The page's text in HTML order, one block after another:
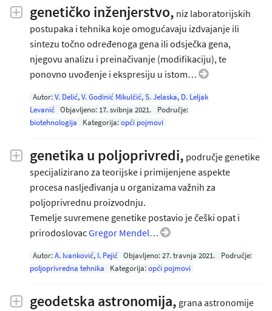
genetičko inženjerstvo, niz laboratorijskih
postupaka i tehnika koje omogućavaju izdvajanje ili
sintezu točno određenoga gena ili odsječka gena,
njegovu analizu i preinačivanje (modifikaciju), te
ponovno uvođenje i ekspresiju u istom…
Autor: V. Delić, V. Godinić Mikulčić, S. Jelaska, D. Leljak
Levanić
Objavljeno: 17. svibnja 2021.
Područje:
biotehnologija
Kategorija:opći pojmovi
genetika u poljoprivredi, područje genetike
specijalizirano za teorijske i primijenjene aspekte
procesa nasljeđivanja u organizama važnih za
poljoprivrednu proizvodnju.
Temelje suvremene genetike postavio je češki opat i
prirodoslovacGregor Mendel…
Autor: A. Ivanković, I. Pejić Objavljeno:27. travnja 2021.
Područje:
poljoprivredna tehnika
Kategorija:opći pojmovi
geodetska astronomija, grana astronomije